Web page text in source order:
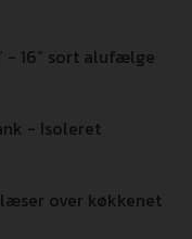
- 16” sort alufælge
- Isoleret
over køkkenet